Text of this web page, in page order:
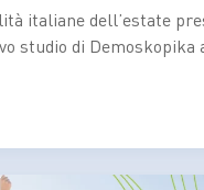
italiane dell’estate
studio di Demoskopika
su risorse,
l’urgenza di
una delle sfide più gravi